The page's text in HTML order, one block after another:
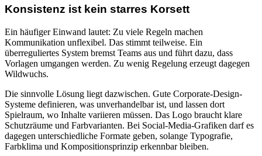
Konsistenz ist kein starres Korsett
Ein häufiger Einwand lautet: Zu viele Regeln machen
Kommunikation unflexibel. Das stimmt teilweise. Ein
überreguliertes System bremst Teams aus und führt dazu, dass
Vorlagen umgangen werden. Zu wenig Regelung erzeugt dagegen
Wildwuchs.
Die sinnvolle Lösung liegt dazwischen. Gute Corporate-Design-
Systeme definieren, was unverhandelbar ist, und lassen dort
Spielraum, wo Inhalte variieren müssen. Das Logo braucht klare
Schutzräume und Farbvarianten. Bei Social-Media-Grafiken darf es
dagegen unterschiedliche Formate geben, solange Typografie,
Farbklima und Kompositionsprinzip erkennbar bleiben.